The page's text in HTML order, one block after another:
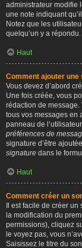
administrateur modifie
une note indiquant
Notez que les
quelqu’un y a répondu.
Haut
Comment ajouter
Vous devez d’abord
Une fois créée, vous
rédaction de
tous vos messages en
panneau de
préférences de
signature d’être
signature dans le
Haut
Comment créer un
Il est facile de créer
la modification du
permissions), cliquez
le voyez pas, vous
Saisissez le titre du